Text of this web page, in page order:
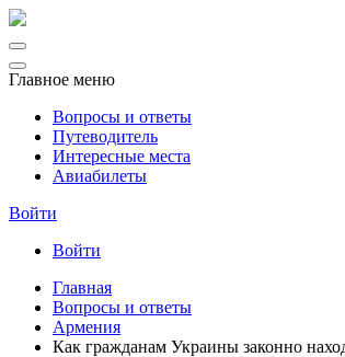
Главное меню
Вопросы и ответы
Путеводитель
Интересные места
Авиабилеты
Войти
Войти
Главная
Вопросы и ответы
Армения
Как гражданам Украины законно